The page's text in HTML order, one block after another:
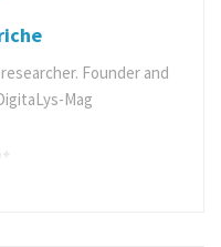
Founder and
Mag